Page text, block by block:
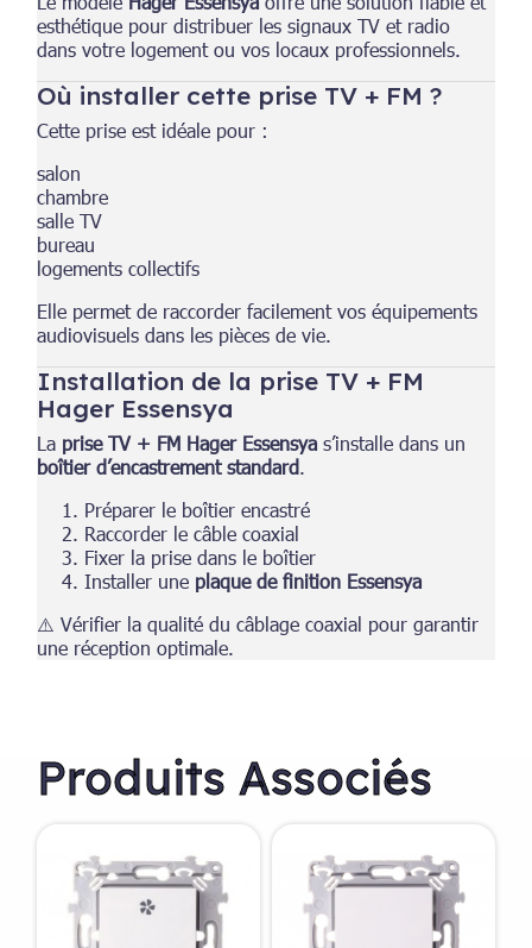
esthétique pour distribuer les signaux TV et radio
dans votre logement ou vos locaux professionnels.
Où installer cette prise TV + FM ?
Cette prise est idéale pour :
salon
chambre
salle TV
bureau
logements collectifs
Elle permet de raccorder facilement vos équipements
audiovisuels dans les pièces de vie.
Installation de la prise TV + FM
Hager Essensya
La prise TV + FM Hager Essensya s’installe dans un
boîtier d’encastrement standard.
Préparer le boîtier encastré
Raccorder le câble coaxial
Fixer la prise dans le boîtier
Installer une plaque de finition Essensya
⚠️ Vérifier la qualité du câblage coaxial pour garantir
une réception optimale.
Produits Associés